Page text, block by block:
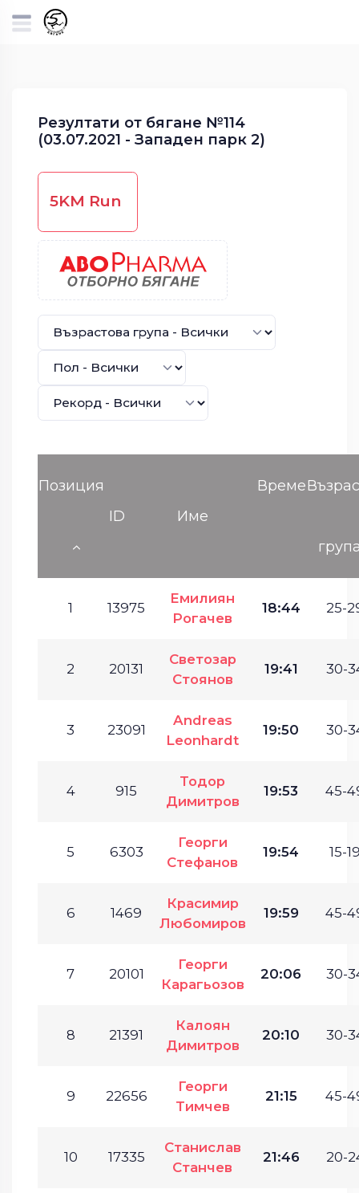
Резултати от бягане №114
(03.07.2021 - Западен парк 2)
5KM Run
Позиция
ID
Име
Време
1 13975
Емилиян
Рогачев
18:44 25-
2 20131
Светозар
Стоянов
19:41 30-
3 23091
Andreas
Leonhardt
19:50 30-
4 915
Тодор
Димитров
19:53 45-
5 6303
Георги
Стефанов
19:54 15-
6 1469
Красимир
Любомиров
19:59 45-
7 20101
Георги
Карагьозов
20:06 30-
8 21391
Калоян
Димитров
20:10 30-
9 22656
Георги
Тимчев
21:15 45-
10 17335
Станислав
Станчев
21:46 20-